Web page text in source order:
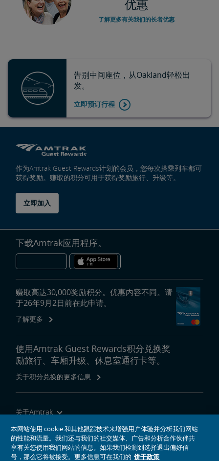
优惠
了解更多有关我们的长者优惠
告别中间座位，从Oakland轻松出
发。
立即预订行程
作为Amtrak Guest Rewards计划的会员，您每次搭乘列车都可
获得奖励。赚取的积分可用于获得奖励旅行、升级等。
立即加入
下载Amtrak应用程序。
赚取高达30,000奖励积分。优惠内容不同。请
于26年9月2日前在此申请。
了解更多
使用Amtrak Guest Rewards积分兑换奖
励旅行、车厢升级、休息室通行卡等。
关于积分兑换的更多信息
关于Amtrak
乘坐Amtrak列车旅行
网站工具
本网站使用 cookie 和其他跟踪技术来增强用户体验并分析我们网站
的性能和流量。我们还与我们的社交媒体、广告和分析合作伙伴共
享有关您使用我们网站的信息。如果我们检测到选择退出偏好信
号，那么它将被接受。更多信息可在我们的 饼干政策